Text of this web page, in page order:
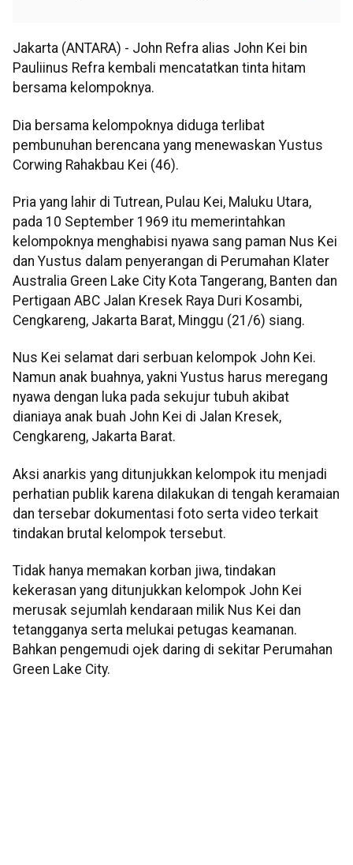
Jakarta (ANTARA) - John Refra alias John Kei bin
Pauliinus Refra kembali mencatatkan tinta hitam
bersama kelompoknya.
Dia bersama kelompoknya diduga terlibat
pembunuhan berencana yang menewaskan Yustus
Corwing Rahakbau Kei (46).
Pria yang lahir di Tutrean, Pulau Kei, Maluku Utara,
pada 10 September 1969 itu memerintahkan
kelompoknya menghabisi nyawa sang paman Nus Kei
dan Yustus dalam penyerangan di Perumahan Klater
Australia Green Lake City Kota Tangerang, Banten dan
Pertigaan ABC Jalan Kresek Raya Duri Kosambi,
Cengkareng, Jakarta Barat, Minggu (21/6) siang.
Nus Kei selamat dari serbuan kelompok John Kei.
Namun anak buahnya, yakni Yustus harus meregang
nyawa dengan luka pada sekujur tubuh akibat
dianiaya anak buah John Kei di Jalan Kresek,
Cengkareng, Jakarta Barat.
Aksi anarkis yang ditunjukkan kelompok itu menjadi
perhatian publik karena dilakukan di tengah keramaian
dan tersebar dokumentasi foto serta video terkait
tindakan brutal kelompok tersebut.
Tidak hanya memakan korban jiwa, tindakan
kekerasan yang ditunjukkan kelompok John Kei
merusak sejumlah kendaraan milik Nus Kei dan
tetangganya serta melukai petugas keamanan.
Bahkan pengemudi ojek daring di sekitar Perumahan
Green Lake City.